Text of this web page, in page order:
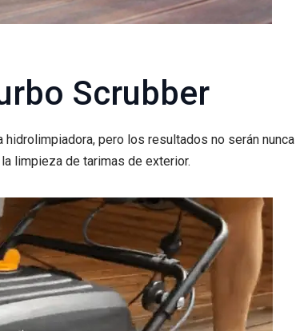
Scrubber
pero los resultados no serán nunca
limpieza de tarimas de exterior.